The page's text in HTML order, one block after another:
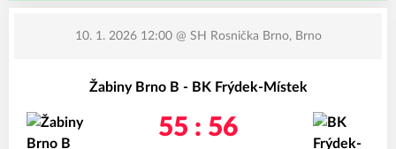
10. 1. 2026 12:00@ SH Rosnička Brno, Brno
Žabiny Brno B - BK Frýdek-Místek
55 : 56